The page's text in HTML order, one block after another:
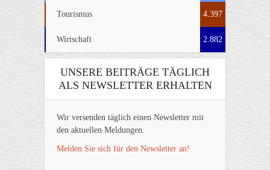
Tourismus 4.397
Wirtschaft 2.882
UNSERE BEITRÄGE TÄGLICH
ALS NEWSLETTER ERHALTEN
Wir versenden täglich einen Newsletter mit
den aktuellen Meldungen.
Melden Sie sich für den Newsletter an!